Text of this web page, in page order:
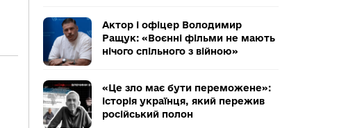
Актор і офіцер Володимир
Ращук: «Воєнні фільми не мають
нічого спільного з війною»
«Це зло має бути переможене»:
історія українця, який пережив
російський полон